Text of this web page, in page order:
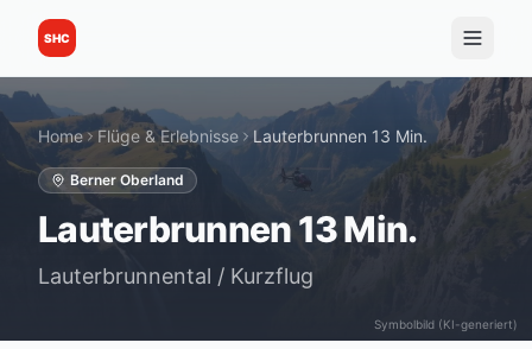
SHC
Symbolbild (KI-generiert)
Home Flüge & Erlebnisse Lauterbrunnen 13 Min.
Berner Oberland
Lauterbrunnen 13 Min.
Lauterbrunnental / Kurzflug